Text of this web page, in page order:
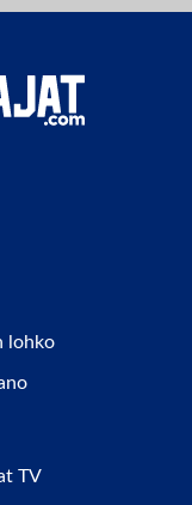
lohko
TV